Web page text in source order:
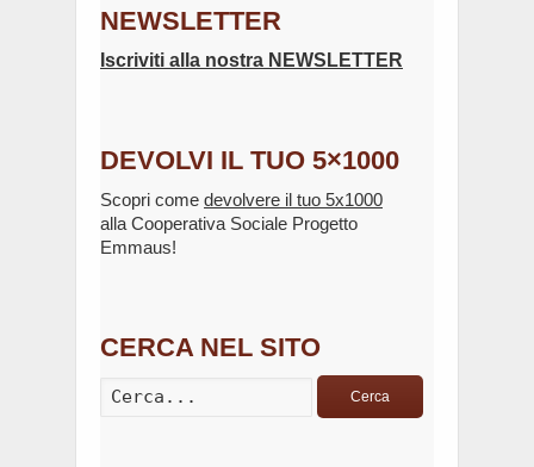
NEWSLETTER
Iscriviti alla nostra NEWSLETTER
DEVOLVI IL TUO 5×1000
Scopri come devolvere il tuo 5x1000
alla Cooperativa Sociale Progetto
Emmaus!
CERCA NEL SITO
Cerca